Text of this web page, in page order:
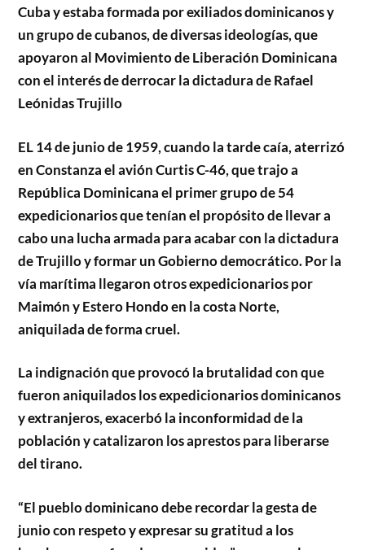
Cuba y estaba formada por exiliados dominicanos y
un grupo de cubanos, de diversas ideologías, que
apoyaron al Movimiento de Liberación Dominicana
con el interés de derrocar la dictadura de Rafael
Leónidas Trujillo
EL 14 de junio de 1959, cuando la tarde caía, aterrizó
en Constanza el avión Curtis C-46, que trajo a
República Dominicana el primer grupo de 54
expedicionarios que tenían el propósito de llevar a
cabo una lucha armada para acabar con la dictadura
de Trujillo y formar un Gobierno democrático. Por la
vía marítima llegaron otros expedicionarios por
Maimón y Estero Hondo en la costa Norte,
aniquilada de forma cruel.
La indignación que provocó la brutalidad con que
fueron aniquilados los expedicionarios dominicanos
y extranjeros, exacerbó la inconformidad de la
población y catalizaron los aprestos para liberarse
del tirano.
“El pueblo dominicano debe recordar la gesta de
junio con respeto y expresar su gratitud a los